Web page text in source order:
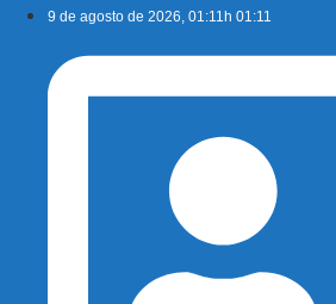
conteúdo
9 de agosto de 2026, 01:11h 01:11